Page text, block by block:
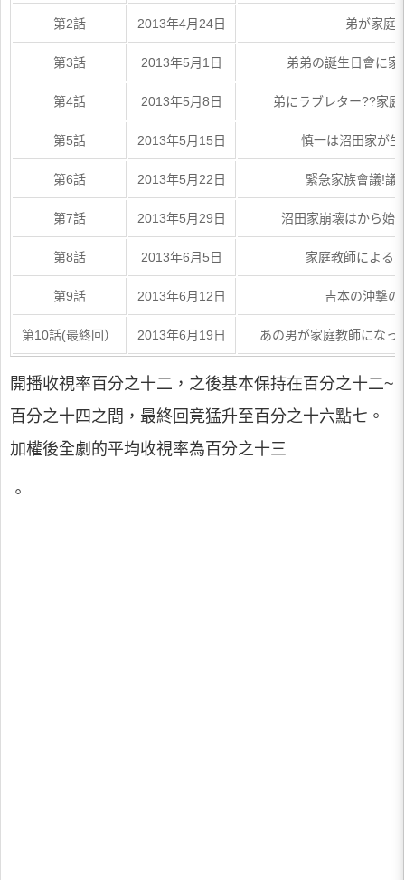
第2話 2013年4月24日 弟が家庭
第3話 2013年5月1日 弟弟の誕生日會に
第4話 2013年5月8日 弟にラブレター??家
第5話 2013年5月15日 慎一は沼田家が
第6話 2013年5月22日 緊急家族會議!議
第7話 2013年5月29日 沼田家崩壊はから始
第8話 2013年6月5日 家庭教師による
第9話 2013年6月12日 吉本の沖撃
第10話(最終回） 2013年6月19日 あの男が家庭教師になっ
開播收視率百分之十二，之後基本保持在百分之十二~
百分之十四之間，最終回竟猛升至百分之十六點七。
加權後全劇的平均收視率為百分之十三
。